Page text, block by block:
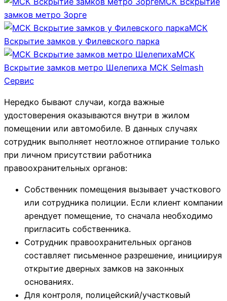
замков метро Зорге
МСК
Вскрытие замков у Филевского парка
МСК
Вскрытие замков метро Шелепиха МСК Selmash
Сервис
Нередко бывают случаи, когда важные
удостоверения оказываются внутри в жилом
помещении или автомобиле. В данных случаях
сотрудник выполняет неотложное отпирание только
при личном присутствии работника
правоохранительных органов:
Собственник помещения вызывает участкового
или сотрудника полиции. Если клиент компании
арендует помещение, то сначала необходимо
пригласить собственника.
Сотрудник правоохранительных органов
составляет письменное разрешение, инициируя
открытие дверных замков на законных
основаниях.
Для контроля, полицейский/участковый